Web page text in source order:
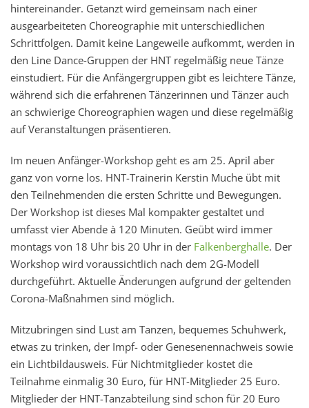
hintereinander. Getanzt wird gemeinsam nach einer
ausgearbeiteten Choreographie mit unterschiedlichen
Schrittfolgen. Damit keine Langeweile aufkommt, werden in
den Line Dance-Gruppen der HNT regelmäßig neue Tänze
einstudiert. Für die Anfängergruppen gibt es leichtere Tänze,
während sich die erfahrenen Tänzerinnen und Tänzer auch
an schwierige Choreographien wagen und diese regelmäßig
auf Veranstaltungen präsentieren.
Im neuen Anfänger-Workshop geht es am 25. April aber
ganz von vorne los. HNT-Trainerin Kerstin Muche übt mit
den Teilnehmenden die ersten Schritte und Bewegungen.
Der Workshop ist dieses Mal kompakter gestaltet und
umfasst vier Abende à 120 Minuten. Geübt wird immer
montags von 18 Uhr bis 20 Uhr in der Falkenberghalle. Der
Workshop wird voraussichtlich nach dem 2G-Modell
durchgeführt. Aktuelle Änderungen aufgrund der geltenden
Corona-Maßnahmen sind möglich.
Mitzubringen sind Lust am Tanzen, bequemes Schuhwerk,
etwas zu trinken, der Impf- oder Genesenennachweis sowie
ein Lichtbildausweis. Für Nichtmitglieder kostet die
Teilnahme einmalig 30 Euro, für HNT-Mitglieder 25 Euro.
Mitglieder der HNT-Tanzabteilung sind schon für 20 Euro